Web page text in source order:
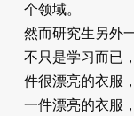
个领域。
然而研究生另外
不只是学习而已
件很漂亮的衣服
一件漂亮的衣服